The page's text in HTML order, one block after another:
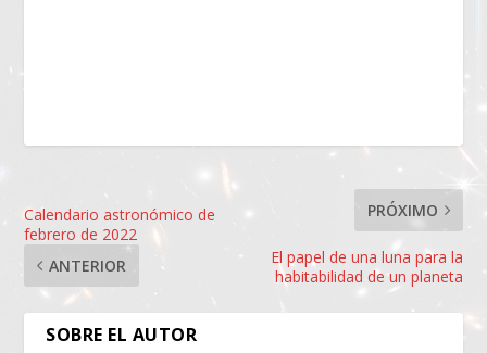
Calendario astronómico de
febrero de 2022
ANTERIOR
PRÓXIMO
El papel de una luna para la
habitabilidad de un planeta
SOBRE EL AUTOR